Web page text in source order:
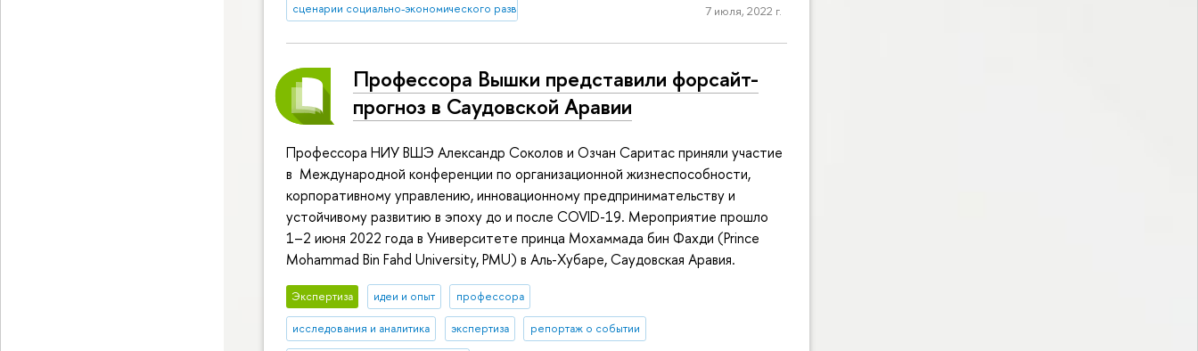
сценарии социально-экономического развития 7 июля, 2022 г.
Профессора Вышки представили форсайт-
прогноз в Саудовской Аравии
Профессора НИУ ВШЭ Александр Соколов и Озчан Саритас приняли участие
в Международной конференции по организационной жизнеспособности,
корпоративному управлению, инновационному предпринимательству и
устойчивому развитию в эпоху до и после COVID-19. Мероприятие прошло
1–2 июня 2022 года в Университете принца Мохаммада бин Фахди (Prince
Mohammad Bin Fahd University, PMU) в Аль-Хубаре, Саудовская Аравия.
Экспертиза идеи и опыт профессора
исследования и аналитика экспертиза репортаж о событии